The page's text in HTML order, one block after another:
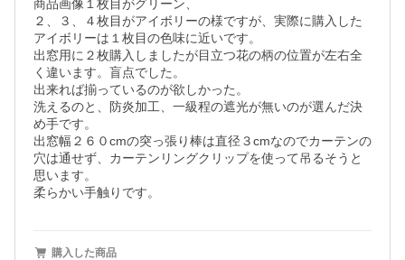
商品画像１枚目がグリーン、
２、３、４枚目がアイボリーの様ですが、実際に購入した
アイボリーは１枚目の色味に近いです。
出窓用に２枚購入しましたが目立つ花の柄の位置が左右全
く違います。盲点でした。
出来れば揃っているのが欲しかった。
洗えるのと、防炎加工、一級程の遮光が無いのが選んだ決
め手です。
出窓幅２６０cmの突っ張り棒は直径３cmなのでカーテンの
穴は通せず、カーテンリングクリップを使って吊るそうと
思います。
柔らかい手触りです。
購入した商品